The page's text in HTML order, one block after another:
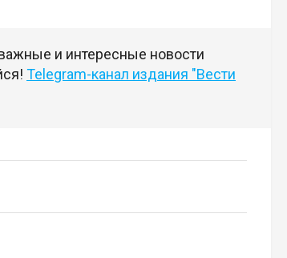
и интересные новости
Telegram-канал издания "Вести